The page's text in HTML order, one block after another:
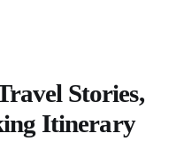
Stories,
Itinerary